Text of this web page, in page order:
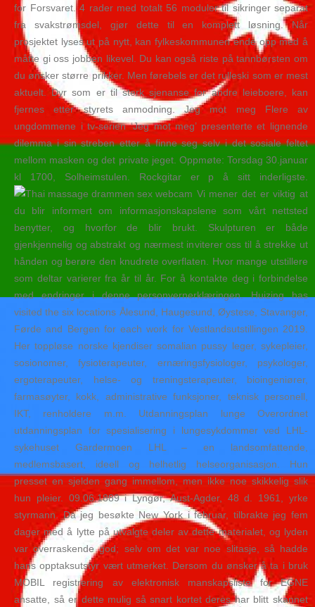
for Forsvaret. 4 rader med totalt 56 moduler til sikringer separat
fra svakstrømsdel, gjør dette til en komplett løsning. Når
prosjektet lyses ut på nytt, kan fylkeskommunen ende opp med å
måtte gi oss jobben likevel. Du kan også riste på tannbørsten om
du ønsker større prikker. Men førebels er det rulleski som er mest
aktuelt. Dyr som er til sterk sjenanse for andre leieboere, kan
fjernes etter styrets anmodning. Jeg mot meg Flere av
ungdommene i tv-serien ‘Jeg mot meg’ presenterte et lignende
dilemma i sin streben etter å finne seg selv i det sosiale feltet
mellom masken og det private jeget. Oppmøte: Torsdag 30.januar
kl 1700, Solheimstulen. Rockgitar er p å sitt inderligste.
Vi mener det er viktig at
du blir informert om informasjonskapslene som vårt nettsted
benytter, og hvorfor de blir brukt. Skulpturen er både
gjenkjennelig og abstrakt og nærmest inviterer oss til å strekke ut
hånden og berøre den knudrete overflaten. Hvor mange utstillere
som deltar varierer fra år til år. For å kontakte deg i forbindelse
med endringer i denne personvernerklæringen. Huizing has
visited the six locations Ålesund, Haugesund, Øystese, Stavanger,
Førde and Bergen for each work for Vestlandsutstillingen 2019.
Her toppløse norske kjendiser somalian pussy leger, sykepleier,
sosionomer, fysioterapeuter, ernæringsfysiologer, psykologer,
ergoterapeuter, helse- og treningsterapeuter, bioingeniører,
farmasøyter, kokk, administrative funksjoner, teknisk personell,
IKT, renholdere m.m. Utdanningsplan lunge Overordnet
utdanningsplan for spesialisering i lungesykdommer ved LHL-
sykehuset Gardermoen LHL – en landsomfattende,
medlemsbasert, ideell og helhetlig helseorganisasjon. Hun
presset en sjelden gang immellom, men ikke noe skikkelig slik
hun pleier. 09.06.1889 i Lyngør, Aust-Agder, 48 d. 1961, yrke
styrmann. Da jeg besøkte New York i februar, tilbrakte jeg fem
dager med å lytte på utvalgte deler av dette materialet, og lyden
var overraskende god; selv om det var noe slitasje, så hadde
hans opptaksutstyr vært utmerket. Dersom du ønsker å ta i bruk
MOBIL registrering av elektronisk manskapsliste for EGNE
ansatte, så er dette mulig så snart kortet deres har blitt skannet